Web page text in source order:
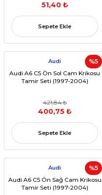
51,40 ₺
Sepete Ekle
%5
Audi
Audi A6 C5 Ön Sol Cam Krikosu
Tamir Seti (1997-2004)
421,84 ₺
400,75 ₺
Sepete Ekle
%5
Audi
Audi A6 C5 Ön Sağ Cam Krikosu
Tamir Seti (1997-2004)